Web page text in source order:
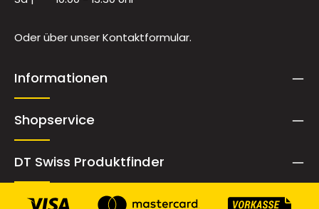
Oder über unserKontaktformular.
Informationen
Shopservice
DT Swiss Produktfinder